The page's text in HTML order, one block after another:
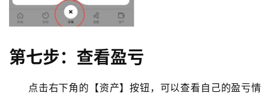
第七步：查看盈亏
点击右下角的【资产】按钮，可以查看自己的盈亏情